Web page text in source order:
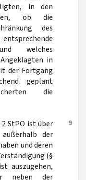
in den
ob die
des
welches
in
der Fortgang
geplant
die
9
2 StPO ist über
der
und deren
(§
auszugehen,
neben der